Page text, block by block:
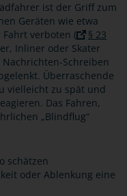
ist der Griff zum
Geräten wie etwa
verboten (
§ 23
Inliner oder Skater
Schreiben
Überraschende
vielleicht zu spät und
Das Fahren,
„Blindflug“
schätzen
oder Ablenkung eine